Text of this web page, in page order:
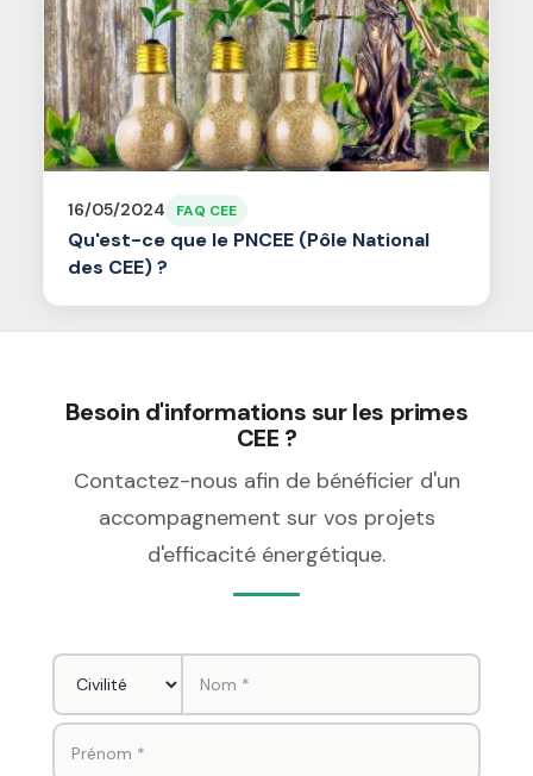
16/05/2024 FAQ CEE
Qu'est-ce que le PNCEE (Pôle National
des CEE) ?
Besoin d'informations sur les primes
CEE ?
Contactez-nous afin de bénéficier d'un
accompagnement sur vos projets
d'efficacité énergétique.